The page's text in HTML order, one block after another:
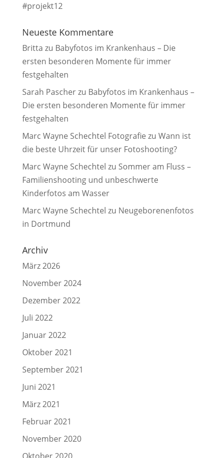
#projekt12
Neueste Kommentare
Britta zu Babyfotos im Krankenhaus – Die
ersten besonderen Momente für immer
festgehalten
Sarah Pascherzu Babyfotos im Krankenhaus –
Die ersten besonderen Momente für immer
festgehalten
Marc Wayne Schechtel Fotografie zu Wann ist
die beste Uhrzeit für unser Fotoshooting?
Marc Wayne Schechtel zu Sommer am Fluss –
Familienshooting und unbeschwerte
Kinderfotos am Wasser
Marc Wayne Schechtel zu Neugeborenenfotos
in Dortmund
Archiv
März 2026
November 2024
Dezember 2022
Juli 2022
Januar 2022
Oktober 2021
September 2021
Juni 2021
März 2021
Februar 2021
November 2020